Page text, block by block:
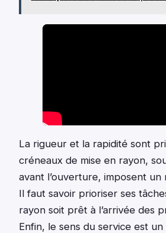
La rigueur et la rapidité sont
créneaux de mise en rayon,
avant l’ouverture, imposent un
Il faut savoir prioriser ses
rayon soit prêt à l’arrivée des
Enfin, le sens du service est un